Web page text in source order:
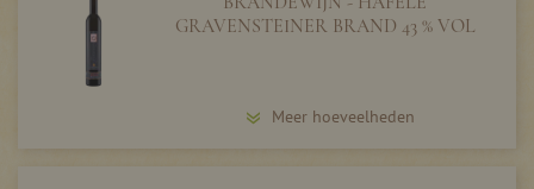
GRAVENSTEINER BRAND 43 % VOL
Meer hoeveelheden